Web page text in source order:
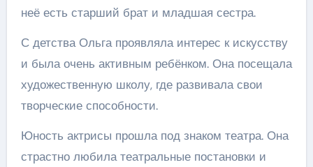
неё есть старший брат и младшая сестра.
С детства Ольга проявляла интерес к искусству
и была очень активным ребёнком. Она посещала
художественную школу, где развивала свои
творческие способности.
Юность актрисы прошла под знаком театра. Она
страстно любила театральные постановки и